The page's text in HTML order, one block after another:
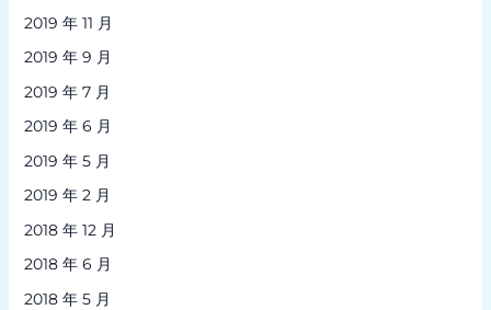
2019 年 11 月
2019 年 9 月
2019 年 7 月
2019 年 6 月
2019 年 5 月
2019 年 2 月
2018 年 12 月
2018 年 6 月
2018 年 5 月